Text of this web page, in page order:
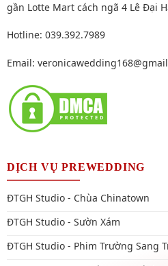
gần Lotte Mart cách ngã 4 Lê Đại
Hotline: 039.392.7989
Email:
DỊCH VỤ PREWEDDING
ĐTGH Studio - Chùa Chinatown
ĐTGH Studio - Sườn Xám
ĐTGH Studio - Phim Trường Sang